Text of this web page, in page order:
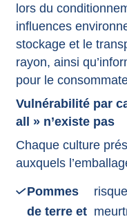
lors du
influences
stockage et le
rayon, ainsi
pour le
Vulnérabilité par
all » n’existe pas
Chaque culture
auxquels
Pommes
de terre et